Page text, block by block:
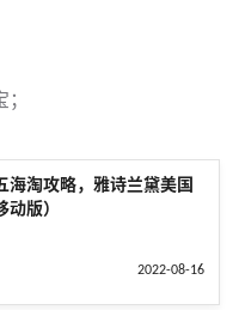
海淘攻略，雅诗兰黛美国
版）
2022-08-16